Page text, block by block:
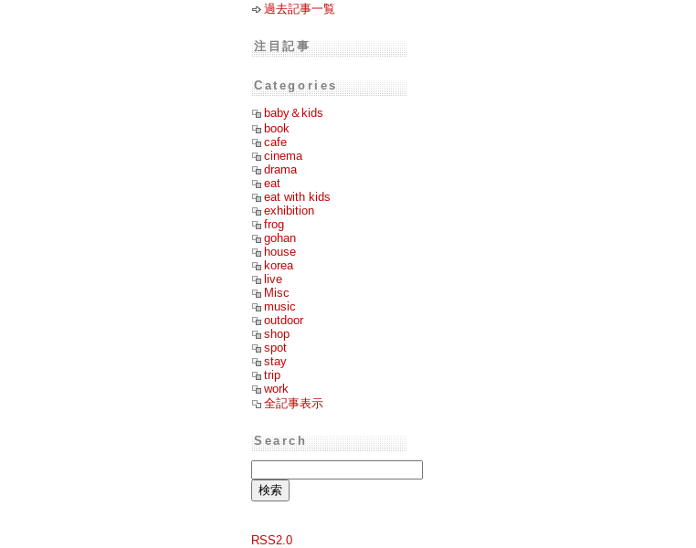
過去記事一覧
注目記事
Categories
baby＆kids
book
cafe
cinema
drama
eat
eat with kids
exhibition
frog
gohan
house
korea
live
Misc
music
outdoor
shop
spot
stay
trip
work
全記事表示
Search
RSS2.0